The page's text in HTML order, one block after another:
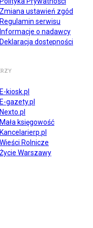
Zmiana ustawień zgód
Regulamin serwisu
Informacje o nadawcy
Deklaracja dostępności
E-kiosk.pl
E-gazety.pl
Nexto.pl
Mała księgowość
Kancelarierp.pl
Wieści Rolnicze
Życie Warszawy